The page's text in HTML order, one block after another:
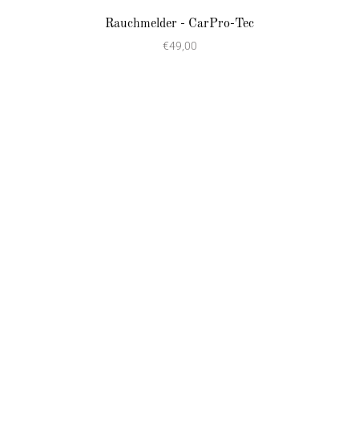
Rauchmelder - CarPro-Tec
€49,00